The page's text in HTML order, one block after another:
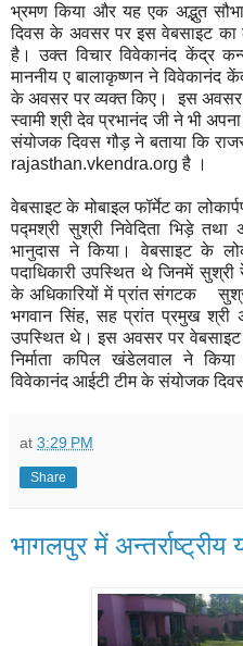
भ्रमण किया और यह एक अद्भुत
दिवस के अवसर पर इस वेबसाइट का
है। उक्त विचार विवेकानंद केंद्र
माननीय ए बालाकृष्णन ने विवेकानंद
के अवसर पर व्यक्त किए। इस अवसर
स्वामी श्री देव प्रभानंद जी ने भी
संयोजक दिवस गौड़ ने बताया कि
rajasthan.vkendra.org है ।
वेबसाइट के मोबाइल फॉर्मेट का
पद्मश्री सुश्री निवेदिता भिड़े तथा
भानुदास ने किया। वेबसाइट के
पदाधिकारी उपस्थित थे जिनमें
के अधिकारियों में प्रांत संगटक
भगवान सिंह, सह प्रांत प्रमुख श्री
उपस्थित थे। इस अवसर पर वेबसाइट
निर्माता कपिल खंडेलवाल ने
विवेकानंद आईटी टीम के संयोजक
at 3:29 PM
Share
भागलपुर में अन्तर्राष्ट्रीय